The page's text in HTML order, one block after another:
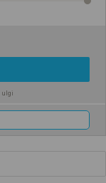
ulgi